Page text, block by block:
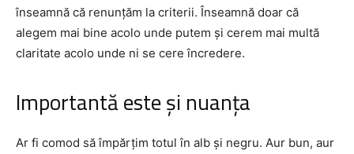
înseamnă că renunțăm la criterii. Înseamnă doar că
alegem mai bine acolo unde putem și cerem mai multă
claritate acolo unde ni se cere încredere.
Importantă este și nuanța
Ar fi comod să împărțim totul în alb și negru. Aur bun, aur